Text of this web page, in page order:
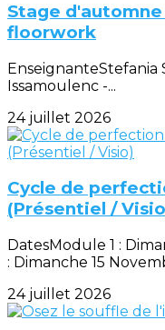
Stage
floorwork
EnseignanteStefania
Issamoulenc -...
24 juillet 2026
Cycle de
(Présentiel /
DatesModule 1 :
: Dimanche 15
24 juillet 2026